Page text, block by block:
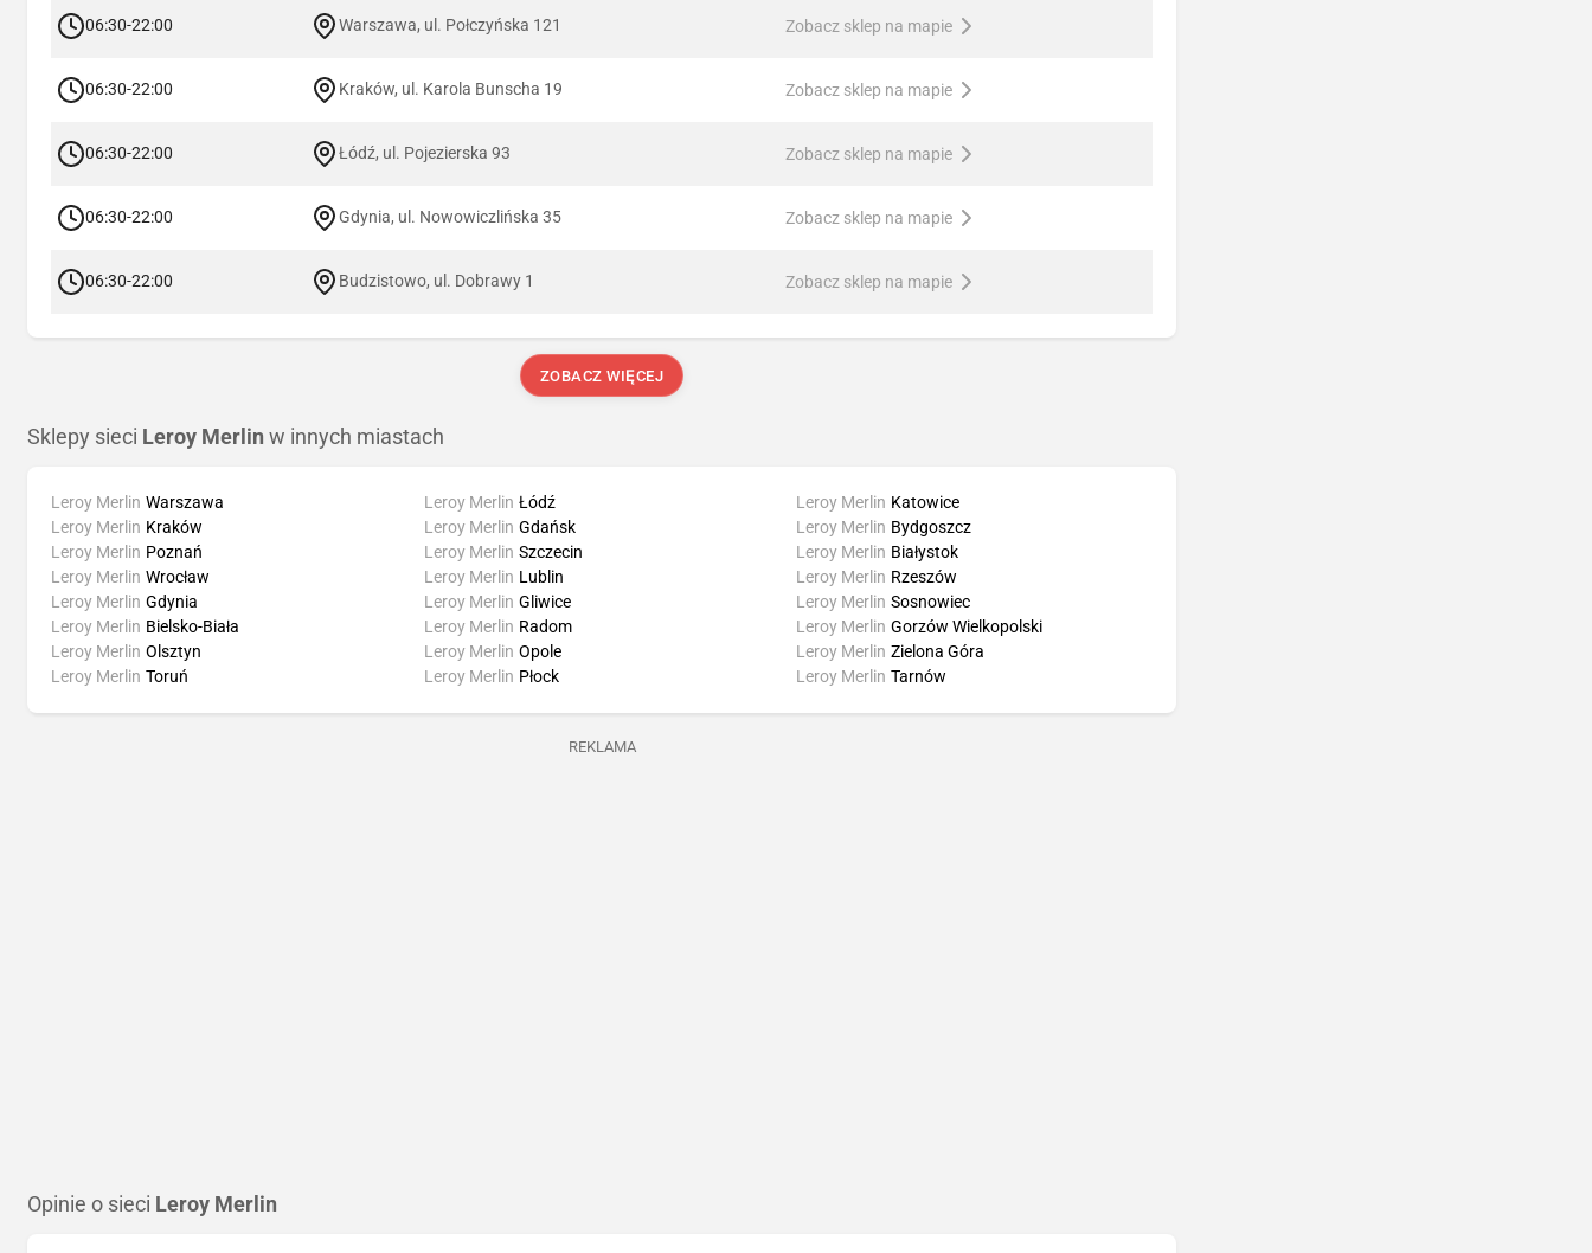
06:30-22:00 Warszawa, ul. Połczyńska 121 Zobacz sklep na mapie
06:30-22:00 Kraków, ul. Karola Bunscha 19 Zobacz sklep na mapie
06:30-22:00 Łódź, ul. Pojezierska 93 Zobacz sklep na mapie
06:30-22:00 Gdynia, ul. Nowowiczlińska 35 Zobacz sklep na mapie
06:30-22:00 Budzistowo, ul. Dobrawy 1 Zobacz sklep na mapie
ZOBACZ WIĘCEJ
Sklepy sieci Leroy Merlin w innych miastach
Leroy Merlin Warszawa
Leroy Merlin Kraków
Leroy Merlin Poznań
Leroy Merlin Wrocław
Leroy Merlin Łódź
Leroy Merlin Gdańsk
Leroy Merlin Szczecin
Leroy Merlin Lublin
Leroy Merlin Katowice
Leroy Merlin Bydgoszcz
Leroy Merlin Białystok
Leroy Merlin Rzeszów
Leroy Merlin Gdynia
Leroy Merlin Bielsko-Biała
Leroy Merlin Olsztyn
Leroy Merlin Toruń
Leroy Merlin Gliwice
Leroy Merlin Radom
Leroy Merlin Opole
Leroy Merlin Płock
Leroy Merlin Sosnowiec
Leroy Merlin Gorzów Wielkopolski
Leroy Merlin Zielona Góra
Leroy Merlin Tarnów
REKLAMA
Opinie o sieci Leroy Merlin